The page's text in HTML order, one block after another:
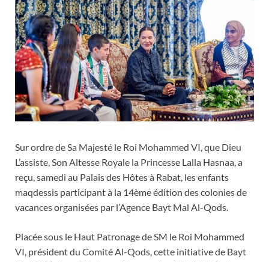
Sur ordre de Sa Majesté le Roi Mohammed VI, que Dieu
L’assiste, Son Altesse Royale la Princesse Lalla Hasnaa, a
reçu, samedi au Palais des Hôtes à Rabat, les enfants
maqdessis participant à la 14ème édition des colonies de
vacances organisées par l’Agence Bayt Mal Al-Qods.
Placée sous le Haut Patronage de SM le Roi Mohammed
VI, président du Comité Al-Qods, cette initiative de Bayt